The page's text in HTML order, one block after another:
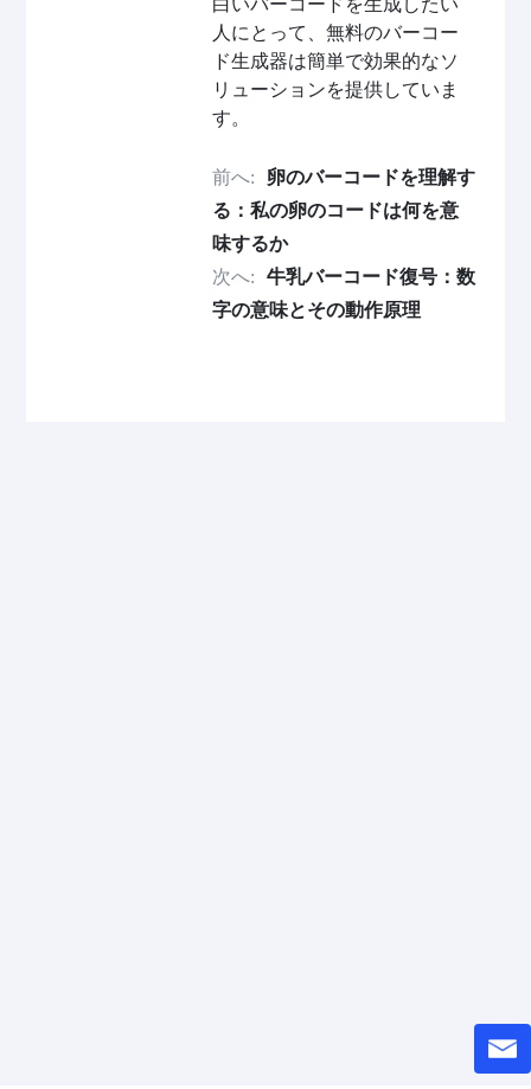
白いバーコードを生成したい
人にとって、無料のバーコー
ド生成器は簡単で効果的なソ
リューションを提供していま
す。
前へ:
卵のバーコードを理解す
る：私の卵のコードは何を意
味するか
次へ:
牛乳バーコード復号：数
字の意味とその動作原理